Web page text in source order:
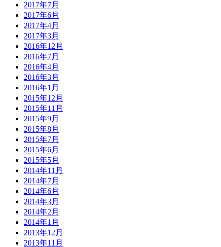
2017年7月
2017年6月
2017年4月
2017年3月
2016年12月
2016年7月
2016年4月
2016年3月
2016年1月
2015年12月
2015年11月
2015年9月
2015年8月
2015年7月
2015年6月
2015年5月
2014年11月
2014年7月
2014年6月
2014年3月
2014年2月
2014年1月
2013年12月
2013年11月